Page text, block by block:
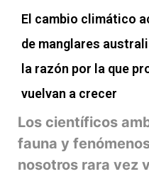
El cambio climático
de manglares
la razón por la que
vuelvan a crecer
Los científicos
fauna y
nosotros rara vez